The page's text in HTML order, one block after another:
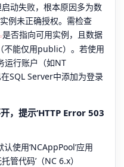
动失败，根本原因多为数
例未正确授权。需检查
是否指向可用实例，且数据
不能仅用public）。若使用
运行账户（如NT
SQL Server中添加为登录
，提示‘HTTP Error 503
使用‘NCAppPool’应用
管代码’（NC 6.x）